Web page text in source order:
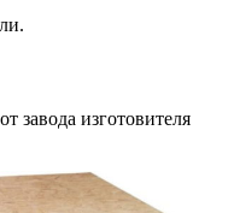
завода изготовителя